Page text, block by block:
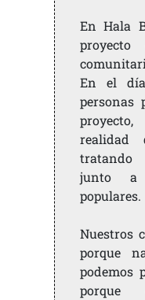
En Hala
proyecto
En el
personas
realidad
junto a
populares.
Nuestros
porque
podemos
porque